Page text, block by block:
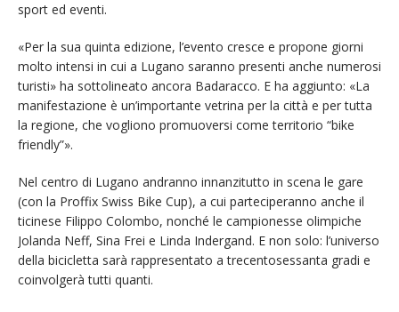
sport ed eventi.
«Per la sua quinta edizione, l’evento cresce e propone giorni
molto intensi in cui a Lugano saranno presenti anche numerosi
turisti» ha sottolineato ancora Badaracco. E ha aggiunto: «La
manifestazione è un’importante vetrina per la città e per tutta
la regione, che vogliono promuoversi come territorio “bike
friendly”».
Nel centro di Lugano andranno innanzitutto in scena le gare
(con la Proffix Swiss Bike Cup), a cui parteciperanno anche il
ticinese Filippo Colombo, nonché le campionesse olimpiche
Jolanda Neff, Sina Frei e Linda Indergand. E non solo: l’universo
della bicicletta sarà rappresentato a trecentosessanta gradi e
coinvolgerà tutti quanti.